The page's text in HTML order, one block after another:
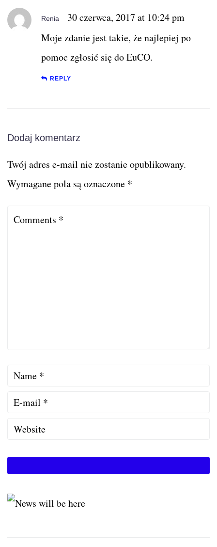
Renia
30 czerwca, 2017 at 10:24 pm
Moje zdanie jest takie, że najlepiej po
pomoc zgłosić się do EuCO.
REPLY
Dodaj komentarz
Twój adres e-mail nie zostanie opublikowany.
Wymagane pola są oznaczone *